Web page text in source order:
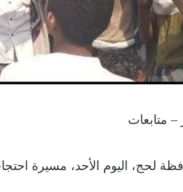
اليوم الأحد، مسيرة